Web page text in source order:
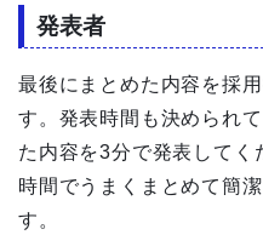
発表者
最後にまとめた内容を採
す。発表時間も決められ
た内容を3分で発表してく
時間でうまくまとめて簡
す。